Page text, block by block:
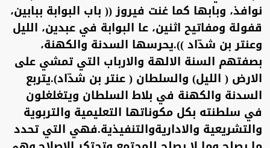
نوافذ، وبابها كما غنت فيروز (( باب البوابة ببابين،
قفولة ومفاتيح اثنين، عا البوابة في عبدين، الليل
وعنتر بن شدّاد )).يحرسها السدنة والكهنة،
بصفتهم السنة الالهة والارباب التي تمشي على
الارض ( الليل) والسلطان ( عنتر بن شدّاد).يتربع
السدنة والكهنة في بلاط السلطان ويتغلغلون
في سلطنته بكل مكوناتها التعليمية والتربوية
والتشريعية والاداريةوالتنفيذية.فهي التي تحدد